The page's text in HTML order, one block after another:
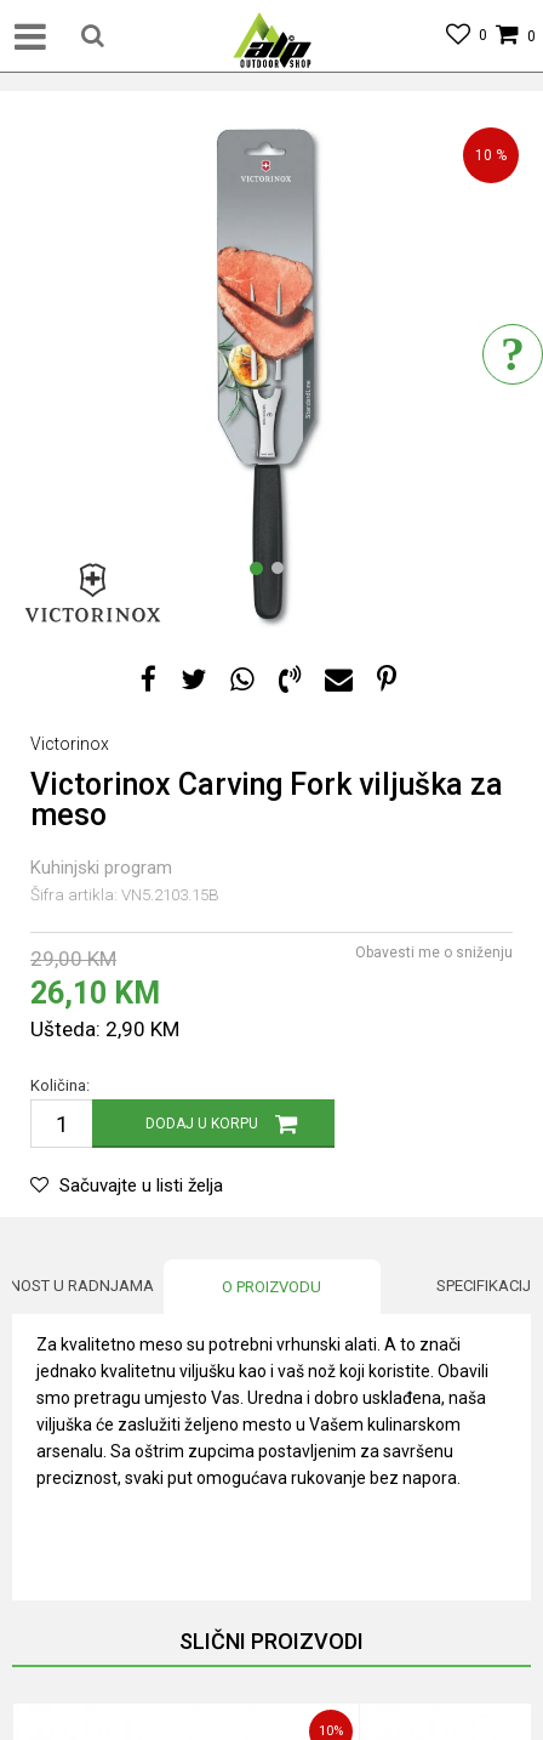
0
0
1 2
10 %
Victorinox
Victorinox Carving Fork viljuška za
meso
Kuhinjski program
Šifra artikla: VN5.2103.15B
29,00 KM
26,10 KM
Ušteda: 2,90 KM
Obavesti me o sniženju
Količina:
DODAJ U KORPU
Sačuvajte u listi želja
U RADNJAMA O PROIZVODU SPECIFIKACIJA
Za kvalitetno meso su potrebni vrhunski alati. A to znači
jednako kvalitetnu viljušku kao i vaš nož koji koristite. Obavili
smo pretragu umjesto Vas. Uredna i dobro usklađena, naša
viljuška će zaslužiti željeno mesto u Vašem kulinarskom
arsenalu. Sa oštrim zupcima postavljenim za savršenu
preciznost, svaki put omogućava rukovanje bez napora.
SLIČNI PROIZVODI
10%